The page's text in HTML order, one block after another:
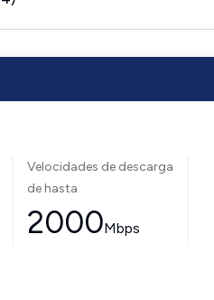
Velocidades de descarga
de hasta
2000Mbps